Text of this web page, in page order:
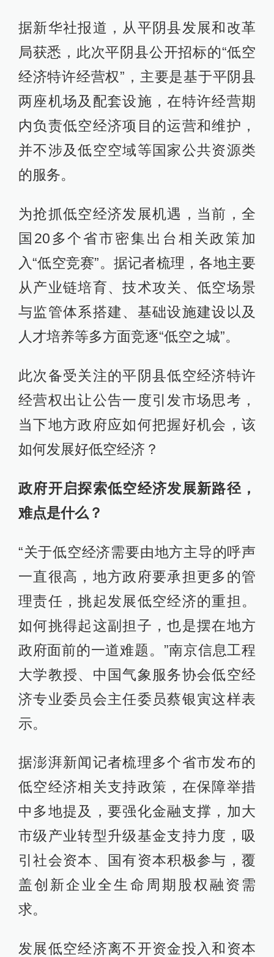
据新华社报道，从平阴县发展和改革
局获悉，此次平阴县公开招标的“低空
经济特许经营权”，主要是基于平阴县
两座机场及配套设施，在特许经营期
内负责低空经济项目的运营和维护，
并不涉及低空空域等国家公共资源类
的服务。
为抢抓低空经济发展机遇，当前，全
国20多个省市密集出台相关政策加
入“低空竞赛”。据记者梳理，各地主要
从产业链培育、技术攻关、低空场景
与监管体系搭建、基础设施建设以及
人才培养等多方面竞逐“低空之城”。
此次备受关注的平阴县低空经济特许
经营权出让公告一度引发市场思考，
当下地方政府应如何把握好机会，该
如何发展好低空经济？
政府开启探索低空经济发展新路径，
难点是什么？
“关于低空经济需要由地方主导的呼声
一直很高，地方政府要承担更多的管
理责任，挑起发展低空经济的重担。
如何挑得起这副担子，也是摆在地方
政府面前的一道难题。”南京信息工程
大学教授、中国气象服务协会低空经
济专业委员会主任委员蔡银寅这样表
示。
据澎湃新闻记者梳理多个省市发布的
低空经济相关支持政策，在保障举措
中多地提及，要强化金融支撑，加大
市级产业转型升级基金支持力度，吸
引社会资本、国有资本积极参与，覆
盖创新企业全生命周期股权融资需
求。
发展低空经济离不开资金投入和资本